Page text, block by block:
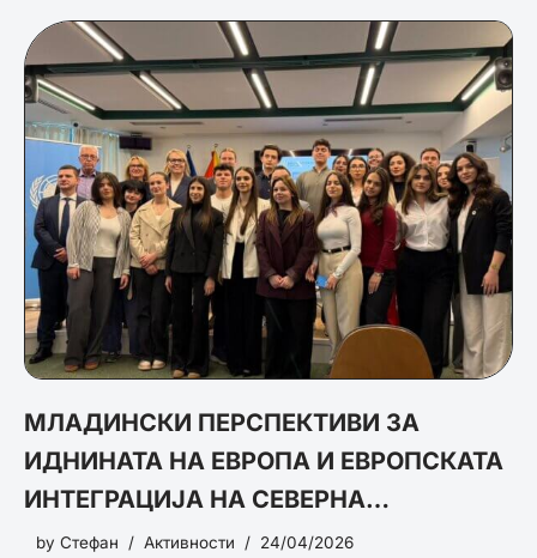
МЛАДИНСКИ ПЕРСПЕКТИВИ ЗА
ИДНИНАТА НА ЕВРОПА И ЕВРОПСКАТА
ИНТЕГРАЦИЈА НА СЕВЕРНА
МАКЕДОНИЈА
by Стефан Активности 24/04/2026